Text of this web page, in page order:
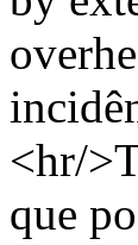
<hr/
que